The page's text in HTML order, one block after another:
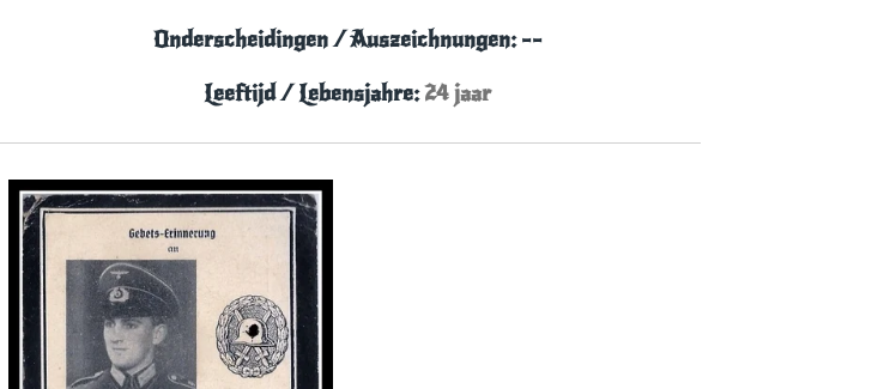
Onderscheidingen / Auszeichnungen: --
Leeftijd / Lebensjahre:24 jaar